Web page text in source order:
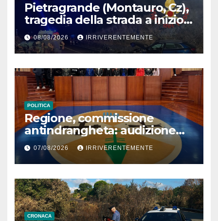
Pietragrande (Montauro, Cz),
tragedia della strada a inizio
secondo weekend estivo.
Morte sulla Ss106
08/08/2026 IRRIVERENTEMENTE
POLITICA
Regione, commissione
antindrangheta: audizione
Rodi Morabito. Coraggio
denuncia e vicinanza
istituzioni
07/08/2026 IRRIVERENTEMENTE
CRONACA